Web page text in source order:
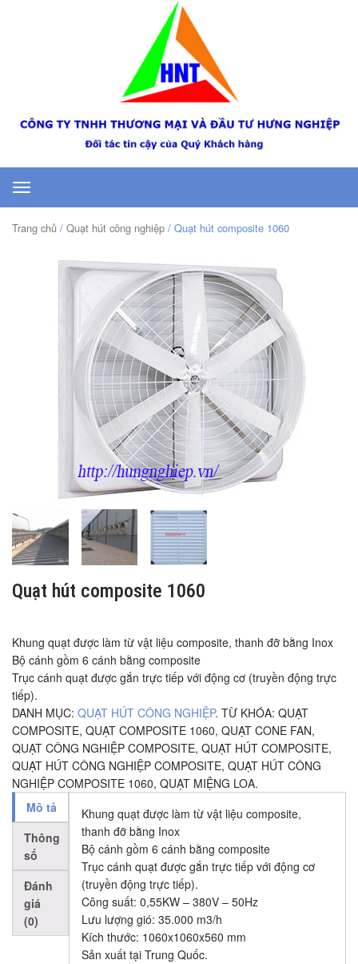
Toggle
navigation
Trang chủ / Quạt hút công nghiệp / Quạt hút composite 1060
Quạt hút composite 1060
Khung quạt được làm từ vật liệu composite, thanh đỡ bằng Inox
Bộ cánh gồm 6 cánh bằng composite
Trục cánh quạt được gắn trực tiếp với động cơ (truyền động trực
tiếp).
DANH MỤC: QUẠT HÚT CÔNG NGHIỆP. TỪ KHÓA: QUẠT
COMPOSITE, QUẠT COMPOSITE 1060, QUẠT CONE FAN,
QUẠT CÔNG NGHIỆP COMPOSITE, QUẠT HÚT COMPOSITE,
QUẠT HÚT CÔNG NGHIỆP COMPOSITE, QUẠT HÚT CÔNG
NGHIỆP COMPOSITE 1060, QUẠT MIỆNG LOA.
Mô tả
Thông
số
Đánh
giá
(0)
Khung quạt được làm từ vật liệu composite,
thanh đỡ bằng Inox
Bộ cánh gồm 6 cánh bằng composite
Trục cánh quạt được gắn trực tiếp với động cơ
(truyền động trực tiếp).
Công suất: 0,55KW – 380V – 50Hz
Lưu lượng gió: 35.000 m3/h
Kích thước: 1060x1060x560 mm
Sản xuất tại Trung Quốc.